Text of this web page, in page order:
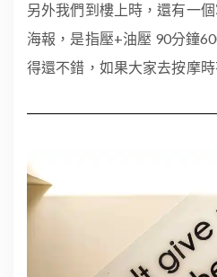
另外我們到樓上時，還有一
海報，是指壓+油壓 90分鐘
得還不錯，如果大家去按摩